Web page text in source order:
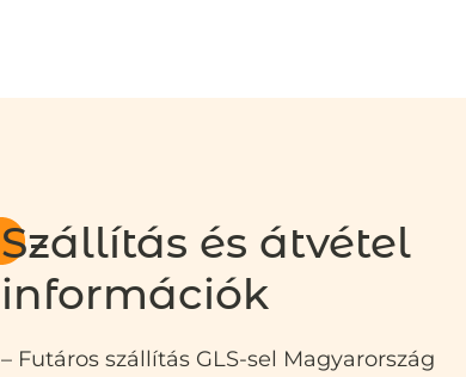
Szállítás és átvétel
információk
– Futáros szállítás GLS-sel Magyarország